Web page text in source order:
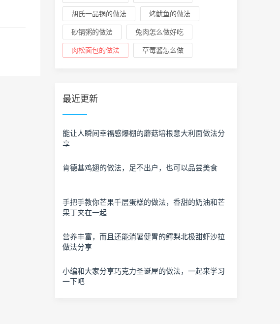
胡氏一品锅的做法 烤鱿鱼的做法
砂锅粥的做法 兔肉怎么做好吃
肉松面包的做法 草莓酱怎么做
最近更新
能让人瞬间幸福感爆棚的蘑菇培根意大利面做法分
享
肯德基鸡翅的做法，足不出户，也可以品尝美食
手把手教你芒果千层蛋糕的做法，香甜的奶油和芒
果丁夹在一起
营养丰富，而且还能消暑健胃的鳄梨北极甜虾沙拉
做法分享
小编和大家分享巧克力圣诞屋的做法，一起来学习
一下吧